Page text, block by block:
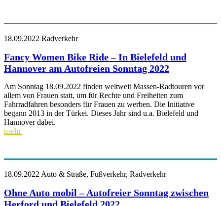
18.09.2022 Radverkehr
Fancy Women Bike Ride – In Bielefeld und
Hannover am Autofreien Sonntag 2022
Am Sonntag 18.09.2022 finden weltweit Massen-Radtouren vor
allem von Frauen statt, um für Rechte und Freiheiten zum
Fahrradfahren besonders für Frauen zu werben. Die Initiative
begann 2013 in der Türkei. Dieses Jahr sind u.a. Bielefeld und
Hannover dabei.
mehr
18.09.2022 Auto & Straße, Fußverkehr, Radverkehr
Ohne Auto mobil – Autofreier Sonntag zwischen